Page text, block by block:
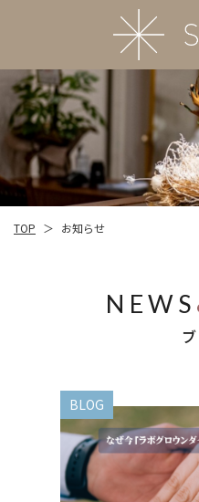
TOP ＞ お知らせ
NEWS
BLOG